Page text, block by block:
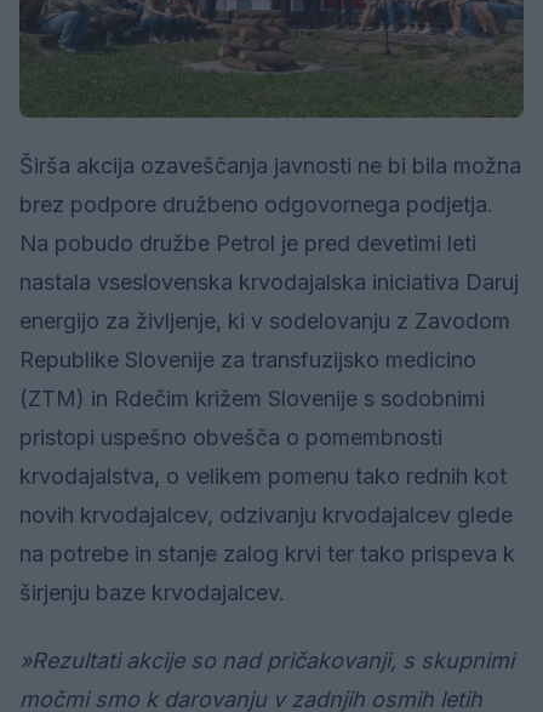
Širša akcija ozaveščanja javnosti ne bi bila možna
brez podpore družbeno odgovornega podjetja.
Na pobudo družbe Petrol je pred devetimi leti
nastala vseslovenska krvodajalska iniciativa Daruj
energijo za življenje, ki v sodelovanju z Zavodom
Republike Slovenije za transfuzijsko medicino
(ZTM) in Rdečim križem Slovenije s sodobnimi
pristopi uspešno obvešča o pomembnosti
krvodajalstva, o velikem pomenu tako rednih kot
novih krvodajalcev, odzivanju krvodajalcev glede
na potrebe in stanje zalog krvi ter tako prispeva k
širjenju baze krvodajalcev.
»Rezultati akcije so nad pričakovanji, s skupnimi
močmi smo k darovanju v zadnjih osmih letih